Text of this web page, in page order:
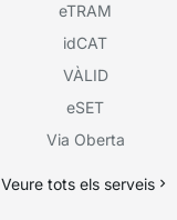
eTRAM
idCAT
VÀLID
eSET
Via Oberta
Veure tots els serveis